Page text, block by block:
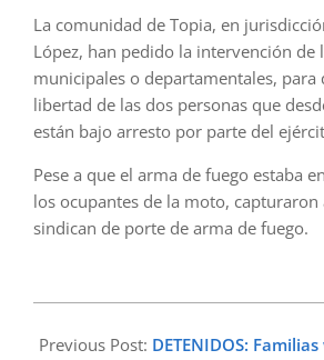
La comunidad de Topia, en
López, han pedido la intervención de
municipales o departamentales, para
libertad de las dos personas que
están bajo arresto por parte del
Pese a que el arma de fuego estaba
los ocupantes de la moto, capturaron
sindican de porte de arma de fuego.
02-
Previous Post: DETENIDOS: